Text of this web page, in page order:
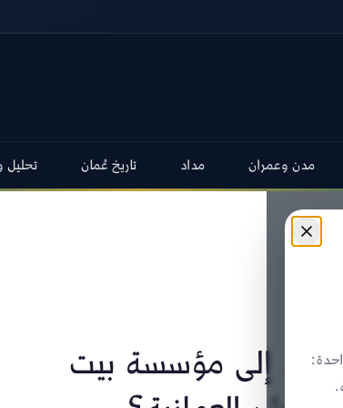
مدن وعمران مداد تاريخ عُمان تحليل
إلى مؤسسة بيت